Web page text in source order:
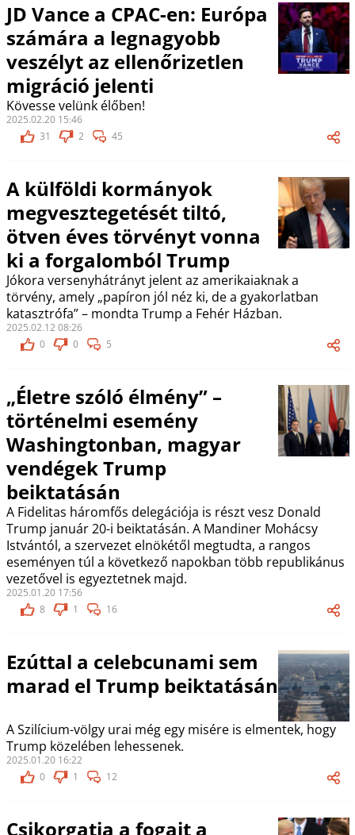
JD Vance a CPAC-en: Európa
számára a legnagyobb
veszélyt az ellenőrizetlen
migráció jelenti
Kövesse velünk élőben!
2025.02.20 15:46
31
2 45
A külföldi kormányok
megvesztegetését tiltó,
ötven éves törvényt vonna
ki a forgalomból Trump
Jókora versenyhátrányt jelent az amerikaiaknak a
törvény, amely „papíron jól néz ki, de a gyakorlatban
katasztrófa” – mondta Trump a Fehér Házban.
2025.02.12 08:26
0
0 5
„Életre szóló élmény” –
történelmi esemény
Washingtonban, magyar
vendégek Trump
beiktatásán
A Fidelitas háromfős delegációja is részt vesz Donald
Trump január 20-i beiktatásán. A Mandiner Mohácsy
Istvántól, a szervezet elnökétől megtudta, a rangos
eseményen túl a következő napokban több republikánus
vezetővel is egyeztetnek majd.
2025.01.20 17:56
8
1 16
Ezúttal a celebcunami sem
marad el Trump beiktatásán
A Szilícium-völgy urai még egy misére is elmentek, hogy
Trump közelében lehessenek.
2025.01.20 16:22
0
1 12
Csikorgatja a fogait a